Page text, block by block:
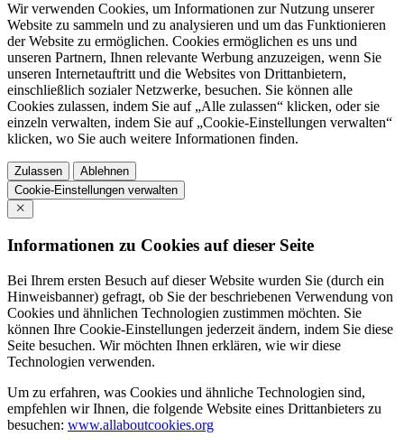
Wir verwenden Cookies, um Informationen zur Nutzung unserer
Website zu sammeln und zu analysieren und um das Funktionieren
der Website zu ermöglichen. Cookies ermöglichen es uns und
unseren Partnern, Ihnen relevante Werbung anzuzeigen, wenn Sie
unseren Internetauftritt und die Websites von Drittanbietern,
einschließlich sozialer Netzwerke, besuchen. Sie können alle
Cookies zulassen, indem Sie auf „Alle zulassen“ klicken, oder sie
einzeln verwalten, indem Sie auf „Cookie-Einstellungen verwalten“
klicken, wo Sie auch weitere Informationen finden.
Zulassen
Ablehnen
Cookie-Einstellungen verwalten
Informationen zu Cookies auf dieser Seite
Bei Ihrem ersten Besuch auf dieser Website wurden Sie (durch ein
Hinweisbanner) gefragt, ob Sie der beschriebenen Verwendung von
Cookies und ähnlichen Technologien zustimmen möchten. Sie
können Ihre Cookie-Einstellungen jederzeit ändern, indem Sie diese
Seite besuchen. Wir möchten Ihnen erklären, wie wir diese
Technologien verwenden.
Um zu erfahren, was Cookies und ähnliche Technologien sind,
empfehlen wir Ihnen, die folgende Website eines Drittanbieters zu
besuchen: www.allaboutcookies.org